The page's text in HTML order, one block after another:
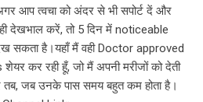
आप त्वचा को अंदर से भी सपोर्ट दें और
देखभाल करें, तो 5 दिन में noticeable
सकता है।यहाँ मैं वही Doctor approved
कर रही हूँ, जो मैं अपनी मरीजों को देती
जब उनके पास समय बहुत कम होता है।